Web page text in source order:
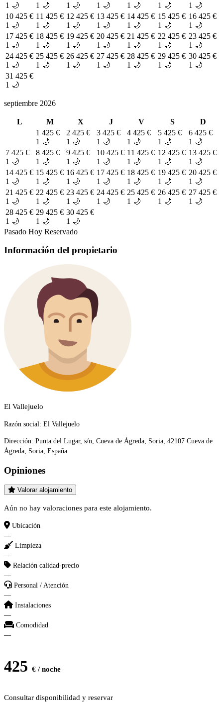
1 🌙
1 🌙
1 🌙
1 🌙
1 🌙
1 🌙
1 🌙
10 425 €
1 🌙
11 425 €
1 🌙
12 425 €
1 🌙
13 425 €
1 🌙
14 425 €
1 🌙
15 425 €
1 🌙
16 425 €
1 🌙
17 425 €
1 🌙
18 425 €
1 🌙
19 425 €
1 🌙
20 425 €
1 🌙
21 425 €
1 🌙
22 425 €
1 🌙
23 425 €
1 🌙
24 425 €
1 🌙
25 425 €
1 🌙
26 425 €
1 🌙
27 425 €
1 🌙
28 425 €
1 🌙
29 425 €
1 🌙
30 425 €
1 🌙
31 425 €
1 🌙
septiembre 2026
L M X J V S
D
1 425 €
1 🌙
2 425 €
1 🌙
3 425 €
1 🌙
4 425 €
1 🌙
5 425 €
1 🌙
6 425 €
1 🌙
7 425 €
1 🌙
8 425 €
1 🌙
9 425 €
1 🌙
10 425 €
1 🌙
11 425 €
1 🌙
12 425 €
1 🌙
13 425 €
1 🌙
14 425 €
1 🌙
15 425 €
1 🌙
16 425 €
1 🌙
17 425 €
1 🌙
18 425 €
1 🌙
19 425 €
1 🌙
20 425 €
1 🌙
21 425 €
1 🌙
22 425 €
1 🌙
23 425 €
1 🌙
24 425 €
1 🌙
25 425 €
1 🌙
26 425 €
1 🌙
27 425 €
1 🌙
28 425 €
1 🌙
29 425 €
1 🌙
30 425 €
1 🌙
Pasado Hoy Reservado
Información del propietario
El Vallejuelo
Razón social: El Vallejuelo
Dirección: Punta del Lugar, s/n, Cueva de Ágreda, Soria, 42107 Cueva de
Ágreda, Soria, España
Opiniones
Valorar alojamiento
Aún no hay valoraciones para este alojamiento.
Ubicación
—
Limpieza
—
Relación calidad-precio
—
Personal / Atención
—
Instalaciones
—
Comodidad
—
425 € / noche
Consultar disponibilidad y reservar